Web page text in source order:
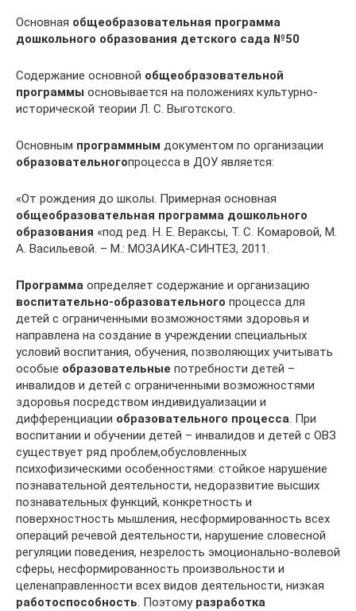
Основная общеобразовательная программа
дошкольного образования детского сада №50
Содержание основной общеобразовательной
программы основывается на положениях культурно-
исторической теории Л. С. Выготского.
Основным программным документом по организации
образовательногопроцесса в ДОУ является:
«От рождения до школы. Примерная основная
общеобразовательная программа дошкольного
образования «под ред. Н. Е. Вераксы, Т. С. Комаровой, М.
А. Васильевой. – М.: МОЗАИКА-СИНТЕЗ, 2011.
Программа определяет содержание и организацию
воспитательно-образовательного процесса для
детей с ограниченными возможностями здоровья и
направлена на создание в учреждении специальных
условий воспитания, обучения, позволяющих учитывать
особые образовательные потребности детей –
инвалидов и детей с ограниченными возможностями
здоровья посредством индивидуализации и
дифференциации образовательного процесса. При
воспитании и обучении детей – инвалидов и детей с ОВЗ
существует ряд проблем,обусловленных
психофизическими особенностями: стойкое нарушение
познавательной деятельности, недоразвитие высших
познавательных функций, конкретность и
поверхностность мышления, несформированность всех
операций речевой деятельности, нарушение словесной
регуляции поведения, незрелость эмоционально-волевой
сферы, несформированность произвольности и
целенаправленности всех видов деятельности, низкая
работоспособность. Поэтому разработка